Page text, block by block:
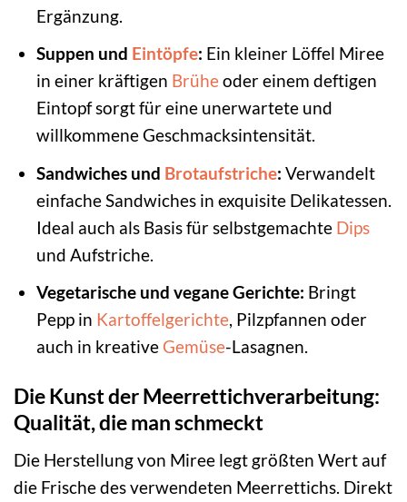
Ergänzung.
Suppen und Eintöpfe: Ein kleiner Löffel Miree
in einer kräftigen Brüheoder einem deftigen
Eintopf sorgt für eine unerwartete und
willkommene Geschmacksintensität.
Sandwiches und Brotaufstriche: Verwandelt
einfache Sandwiches in exquisite Delikatessen.
Ideal auch als Basis für selbstgemachte Dips
und Aufstriche.
Vegetarische und vegane Gerichte: Bringt
Pepp in Kartoffelgerichte, Pilzpfannen oder
auch in kreative Gemüse-Lasagnen.
Die Kunst der Meerrettichverarbeitung:
Qualität, die man schmeckt
Die Herstellung von Miree legt größten Wert auf
die Frische des verwendeten Meerrettichs. Direkt